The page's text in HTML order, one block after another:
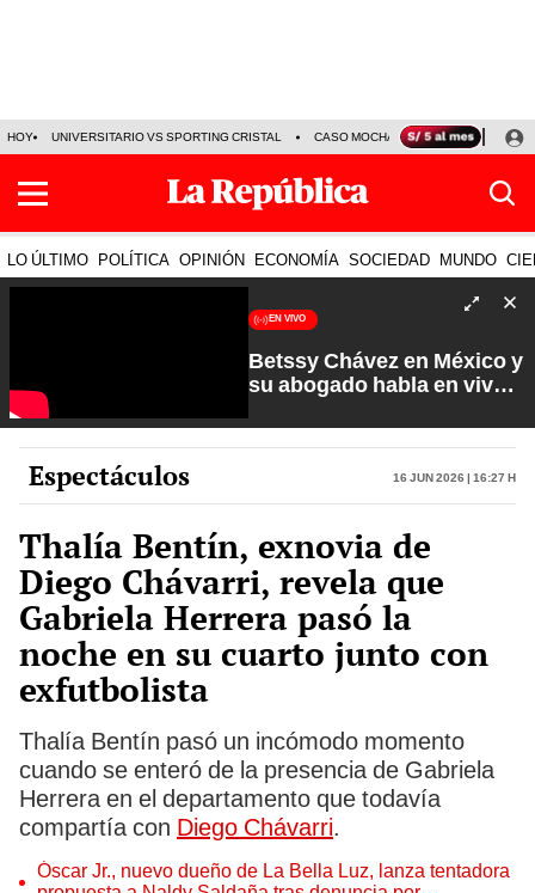
HOY UNIVERSITARIO VS SPORTING CRISTAL CASO MOCHASUELDOS
LO ÚLTIMO POLÍTICA OPINIÓN ECONOMÍA SOCIEDAD MUNDO
EN VIVO
Betssy Chávez en México y
su abogado habla en vivo |
Carlos Cornejo
Espectáculos 16 Jun 2026 | 16:27 h
Thalía Bentín, exnovia de
Diego Chávarri, revela que
Gabriela Herrera pasó la
noche en su cuarto junto con
exfutbolista
Thalía Bentín pasó un incómodo momento
cuando se enteró de la presencia de Gabriela
Herrera en el departamento que todavía
compartía con Diego Chávarri.
Óscar Jr., nuevo dueño de La Bella Luz, lanza tentadora